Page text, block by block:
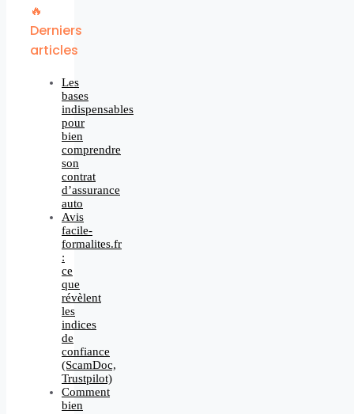
🔥
Derniers
articles
Les
bases
indispensables
pour
bien
comprendre
son
contrat
d’assurance
auto
Avis
facile-
formalites.fr
:
ce
que
révèlent
les
indices
de
confiance
(ScamDoc,
Trustpilot)
Comment
bien